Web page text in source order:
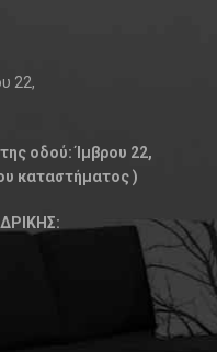
22,
οδού: Ίμβρου 22,
καταστήματος )